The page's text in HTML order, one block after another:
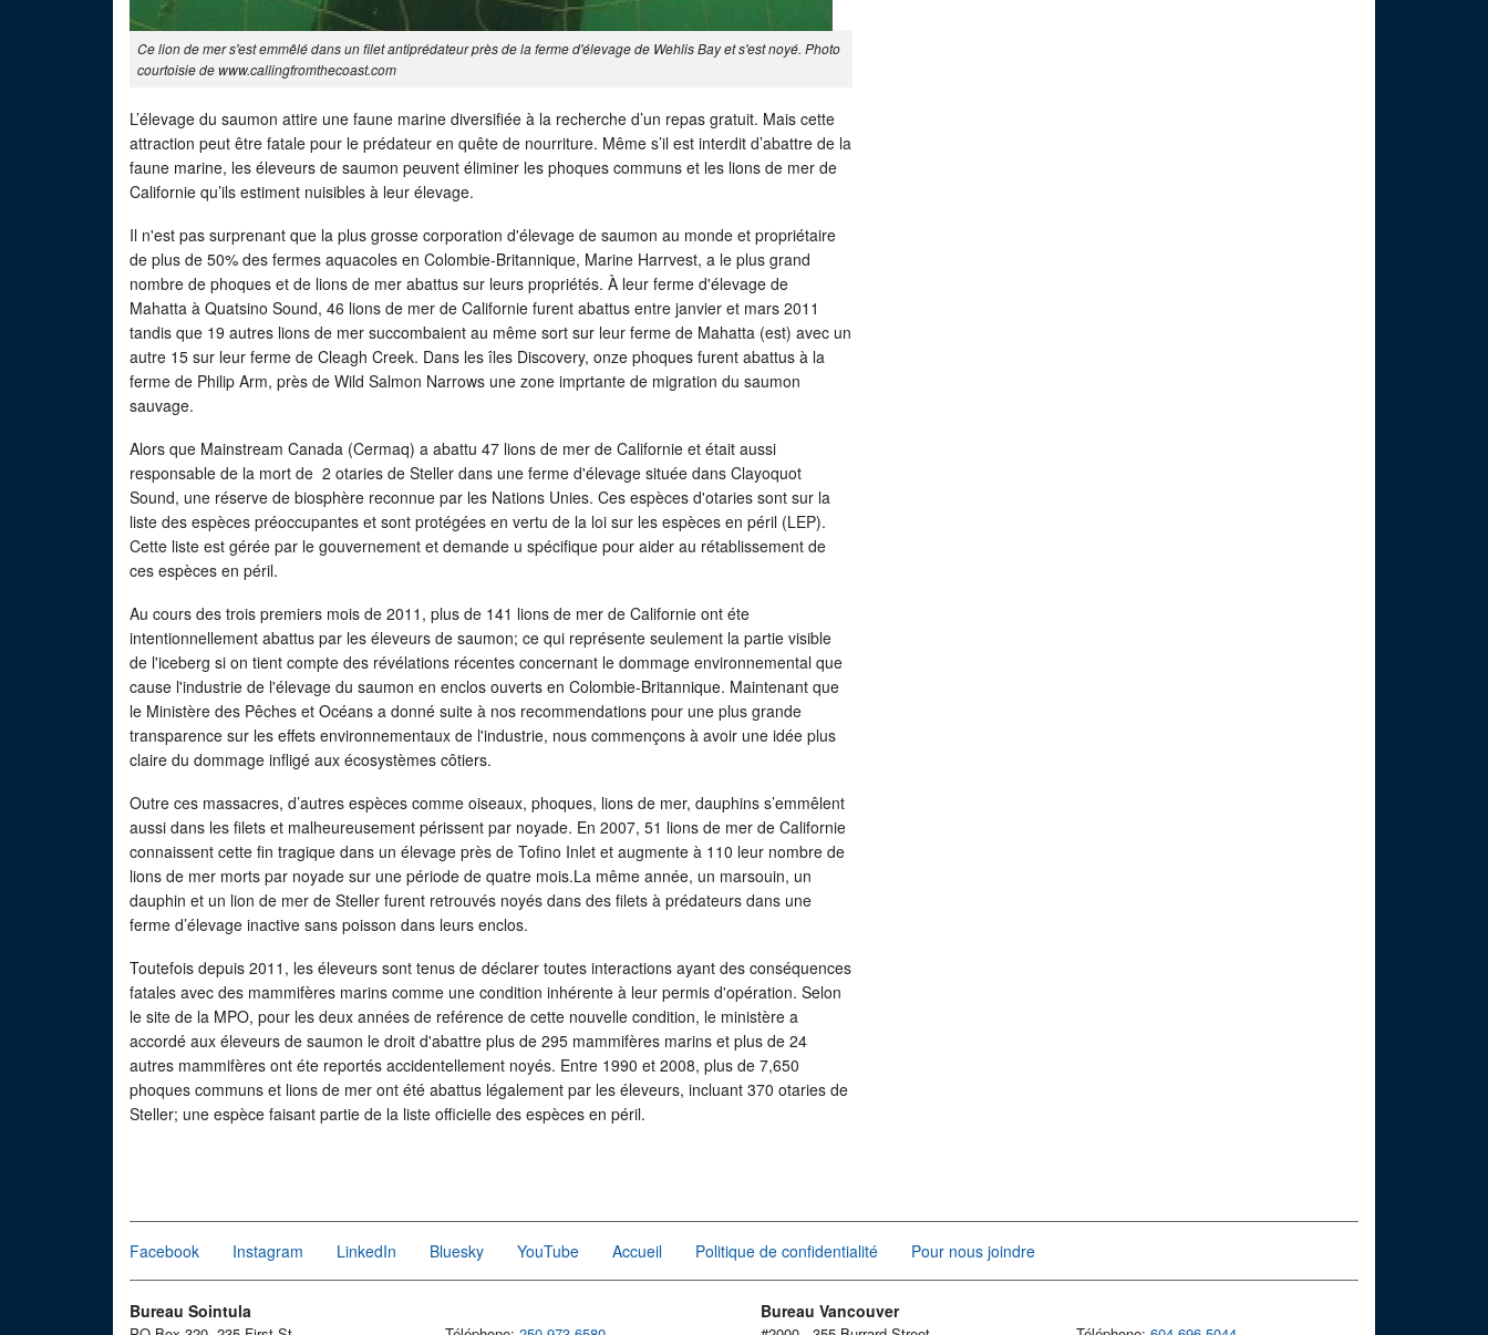
Ce lion de mer s'est emmêlé dans un filet antiprédateur près de la ferme d'élevage de Wehlis Bay et s'est noyé. Photo
courtoisie de www.callingfromthecoast.com
L’élevage du saumon attire une faune marine diversifiée à la recherche d’un repas gratuit. Mais cette
attraction peut être fatale pour le prédateur en quête de nourriture. Même s’il est interdit d’abattre de la
faune marine, les éleveurs de saumon peuvent éliminer les phoques communs et les lions de mer de
Californie qu’ils estiment nuisibles à leur élevage.
Il n'est pas surprenant que la plus grosse corporation d'élevage de saumon au monde et propriétaire
de plus de 50% des fermes aquacoles en Colombie-Britannique, Marine Harrvest, a le plus grand
nombre de phoques et de lions de mer abattus sur leurs propriétés. À leur ferme d'élevage de
Mahatta à Quatsino Sound, 46 lions de mer de Californie furent abattus entre janvier et mars 2011
tandis que 19 autres lions de mer succombaient au même sort sur leur ferme de Mahatta (est) avec un
autre 15 sur leur ferme de Cleagh Creek. Dans les îles Discovery, onze phoques furent abattus à la
ferme de Philip Arm, près de Wild Salmon Narrows une zone imprtante de migration du saumon
sauvage.
Alors que Mainstream Canada (Cermaq) a abattu 47 lions de mer de Californie et était aussi
responsable de la mort de 2 otaries de Steller dans une ferme d'élevage située dans Clayoquot
Sound, une réserve de biosphère reconnue par les Nations Unies. Ces espèces d'otaries sont sur la
liste des espèces préoccupantes et sont protégées en vertu de la loi sur les espèces en péril (LEP).
Cette liste est gérée par le gouvernement et demande u spécifique pour aider au rétablissement de
ces espèces en péril.
Au cours des trois premiers mois de 2011, plus de 141 lions de mer de Californie ont éte
intentionnellement abattus par les éleveurs de saumon; ce qui représente seulement la partie visible
de l'iceberg si on tient compte des révélations récentes concernant le dommage environnemental que
cause l'industrie de l'élevage du saumon en enclos ouverts en Colombie-Britannique. Maintenant que
le Ministère des Pêches et Océans a donné suite à nos recommendations pour une plus grande
transparence sur les effets environnementaux de l'industrie, nous commençons à avoir une idée plus
claire du dommage infligé aux écosystèmes côtiers.
Outre ces massacres, d’autres espèces comme oiseaux, phoques, lions de mer, dauphins s’emmêlent
aussi dans les filets et malheureusement périssent par noyade. En 2007, 51 lions de mer de Californie
connaissent cette fin tragique dans un élevage près de Tofino Inlet et augmente à 110 leur nombre de
lions de mer morts par noyade sur une période de quatre mois.La même année, un marsouin, un
dauphin et un lion de mer de Steller furent retrouvés noyés dans des filets à prédateurs dans une
ferme d’élevage inactive sans poisson dans leurs enclos.
Toutefois depuis 2011, les éleveurs sont tenus de déclarer toutes interactions ayant des conséquences
fatales avec des mammifères marins comme une condition inhérente à leur permis d'opération. Selon
le site de la MPO, pour les deux années de reférence de cette nouvelle condition, le ministère a
accordé aux éleveurs de saumon le droit d'abattre plus de 295 mammifères marins et plus de 24
autres mammifères ont éte reportés accidentellement noyés. Entre 1990 et 2008, plus de 7,650
phoques communs et lions de mer ont été abattus légalement par les éleveurs, incluant 370 otaries de
Steller; une espèce faisant partie de la liste officielle des espèces en péril.
Facebook Instagram LinkedIn Bluesky YouTube Accueil Politique de confidentialité Pour nous joindre
Bureau Sointula Bureau Vancouver